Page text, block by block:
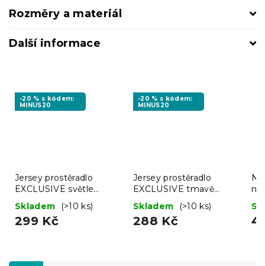
Rozměry a materiál
Další informace
-20 % s kódem:
MINUS20
Jersey prostěradlo
EXCLUSIVE světle
mentolové 160 x 200
cm
Skladem (>10 ks)
299 Kč
-20 % s kódem:
MINUS20
Jersey prostěradlo
EXCLUSIVE tmavě
hnědé 160 x 200 cm
Skladem (>10 ks)
288 Kč